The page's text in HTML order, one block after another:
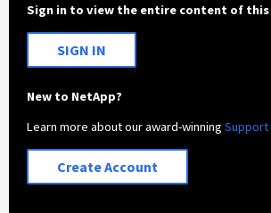
Sign in to view the entire content of this
SIGN IN
New to NetApp?
Learn more about our award-winningSupport
Create Account